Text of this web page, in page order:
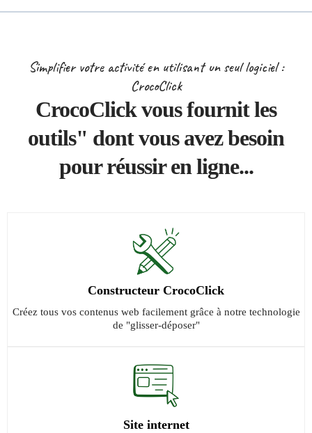
Simplifier votre activité en utilisant un seul logiciel :
CrocoClick
CrocoClick vous fournit les
outils" dont vous avez besoin
pour réussir en ligne...
Constructeur CrocoClick
Créez tous vos contenus web facilement grâce à notre technologie
de "glisser-déposer"
Site internet